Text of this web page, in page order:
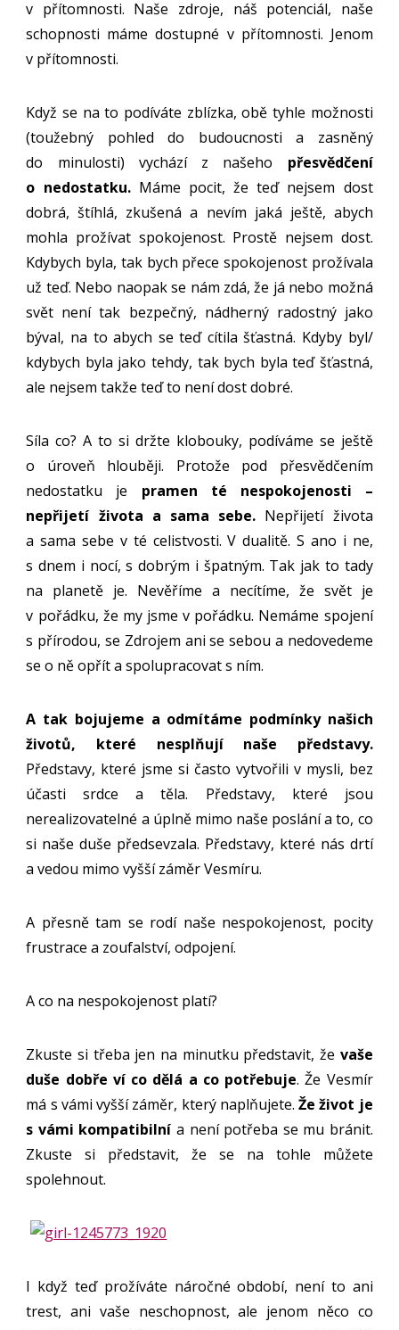
v přítomnosti. Naše zdroje, náš potenciál, naše
schopnosti máme dostupné v přítomnosti. Jenom
v přítomnosti.
Když se na to podíváte zblízka, obě tyhle možnosti
(toužebný pohled do budoucnosti a zasněný
do minulosti) vychází z našeho přesvědčení
o nedostatku.Máme pocit, že teď nejsem dost
dobrá, štíhlá, zkušená a nevím jaká ještě, abych
mohla prožívat spokojenost. Prostě nejsem dost.
Kdybych byla, tak bych přece spokojenost prožívala
už teď. Nebo naopak se nám zdá, že já nebo možná
svět není tak bezpečný, nádherný radostný jako
býval, na to abych se teď cítila šťastná. Kdyby byl/
kdybych byla jako tehdy, tak bych byla teď šťastná,
ale nejsem takže teď to není dost dobré.
Síla co? A to si držte klobouky, podíváme se ještě
o úroveň hlouběji. Protože pod přesvědčením
nedostatku je pramen té nespokojenosti –
nepřijetí života a sama sebe. Nepřijetí života
a sama sebe v té celistvosti. V dualitě. S ano i ne,
s dnem i nocí, s dobrým i špatným. Tak jak to tady
na planetě je. Nevěříme a necítíme, že svět je
v pořádku, že my jsme v pořádku. Nemáme spojení
s přírodou, se Zdrojem ani se sebou a nedovedeme
se o ně opřít a spolupracovat s ním.
A tak bojujeme a odmítáme podmínky našich
životů, které nesplňují naše představy.
Představy, které jsme si často vytvořili v mysli, bez
účasti srdce a těla. Představy, které jsou
nerealizovatelné a úplně mimo naše poslání a to, co
si naše duše předsevzala. Představy, které nás drtí
a vedou mimo vyšší záměr Vesmíru.
A přesně tam se rodí naše nespokojenost, pocity
frustrace a zoufalství, odpojení.
A co na nespokojenost platí?
Zkuste si třeba jen na minutku představit, že vaše
duše dobře ví co dělá a co potřebuje. Že Vesmír
má s vámi vyšší záměr, který naplňujete.Že život je
s vámi kompatibilní a není potřeba se mu bránit.
Zkuste si představit, že se na tohle můžete
spolehnout.
I když teď prožíváte náročné období, není to ani
trest, ani vaše neschopnost, ale jenom něco co